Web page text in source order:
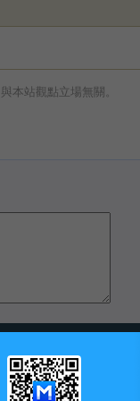
本站觀點立場無關。
友情链接